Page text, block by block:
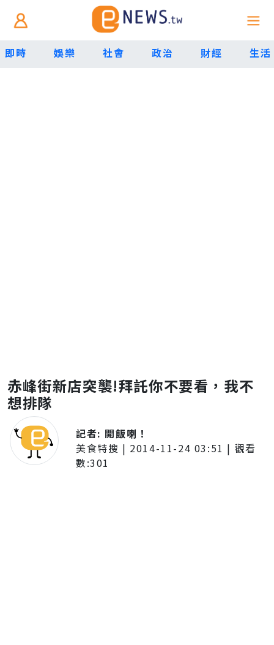
即時 娛樂 社會 政治 財經 生活
赤峰街新店突襲!拜託你不要看，我不
想排隊
記者: 開飯喇！
美食特搜 | 2014-11-24 03:51 | 觀看
數:301